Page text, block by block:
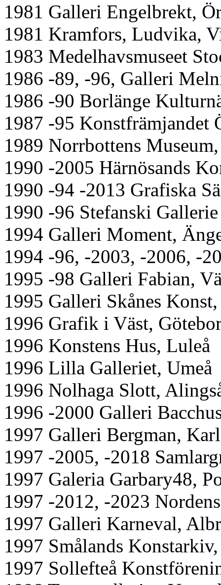
1981 Galleri Engelbrekt,
1981 Kramfors, Ludvika,
1983 Medelhavsmuseet
1986 -89, -96, Galleri
1986 -90 Borlänge
1987 -95 Konstfrämjandet
1989 Norrbottens
1990 -2005 Härnösands
1990 -94 -2013 Grafiska
1990 -96 Stefanski
1994 Galleri Moment,
1994 -96, -2003, -2006, -
1995 -98 Galleri Fabian,
1995 Galleri Skånes
1996 Grafik i Väst,
1996 Konstens Hus, Luleå
1996 Lilla Galleriet, Umeå
1996 Nolhaga Slott,
1996 -2000 Galleri
1997 Galleri Bergman,
1997 -2005, -2018
1997 Galeria Garbary48,
1997 -2012, -2023
1997 Galleri Karneval,
1997 Smålands
1997 Sollefteå